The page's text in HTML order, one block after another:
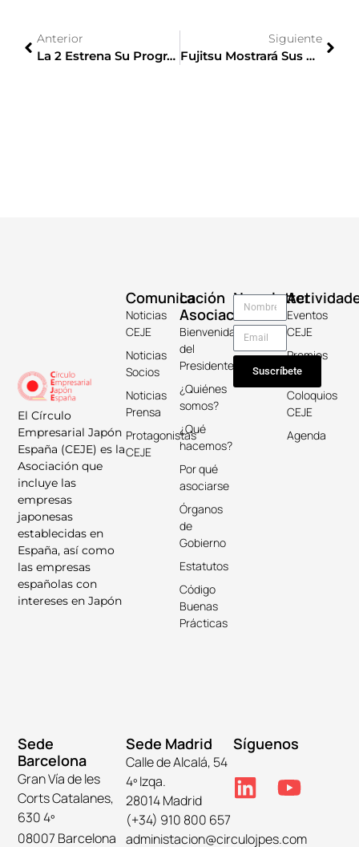
Anterior
La 2 Estrena Su Programación Especial Por El 150º Aniversario De Las Relaciones Diplomáticas España-Japón
Siguiente
Fujitsu Mostrará Sus Novedades Tecnológicas Aplicadas Al Quantum Computing En El MWC 2018
El Círculo
Empresarial Japón
España (CEJE) es la
Asociación que
incluye las
empresas
japonesas
establecidas en
España, así como
las empresas
españolas con
intereses en Japón
La
Asociación
Bienvenida
del
Presidente
¿Quiénes
somos?
¿Qué
hacemos?
Por qué
asociarse
Órganos
de
Gobierno
Estatutos
Código
Buenas
Prácticas
Comunicación
Noticias
CEJE
Noticias
Socios
Noticias
Prensa
Protagonistas
CEJE
Eventos
CEJE
Premios
Keicho
Coloquios
CEJE
Agenda
Newsletter
Suscríbete
Sede
Barcelona
Gran Vía de les
Corts Catalanes,
630 4º
08007 Barcelona
Sede Madrid
Calle de Alcalá, 54
4º Izqa.
28014 Madrid
(+34) 910 800 657
administacion@circulojpes.com
Síguenos